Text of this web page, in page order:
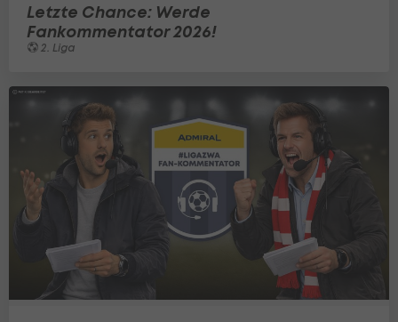
Letzte Chance: Werde
Fankommentator 2026!
2. Liga